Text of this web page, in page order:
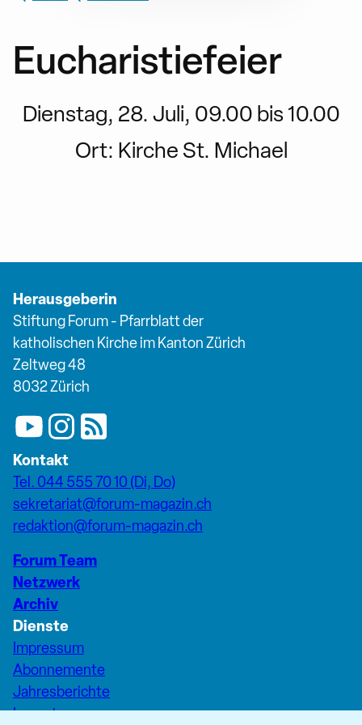
Eucharistiefeier
Dienstag, 28. Juli, 09.00 bis 10.00
Ort: Kirche St. Michael
Herausgeberin
Stiftung Forum - Pfarrblatt der
katholischen Kirche im Kanton Zürich
Zeltweg 48
8032 Zürich
Kontakt
Tel. 044 555 70 10 (Di, Do)
sekretariat@forum-magazin.ch
redaktion@forum-magazin.ch
Forum Team
Netzwerk
Archiv
Dienste
Impressum
Abonnemente
Jahresberichte
Inserate